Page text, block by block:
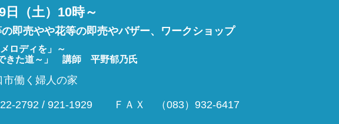
日（土）10時～
即売やや花等の即売やバザー、ワークショップ
ロディを」～
きた道～」 講師 平野郁乃氏
働く婦人の家
2792 / 921-1929 ＦＡＸ （083）932-6417